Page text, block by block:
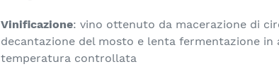
Vinificazione: vino ottenuto da macerazione di
decantazione del mosto e lenta fermentazione in
temperatura controllata